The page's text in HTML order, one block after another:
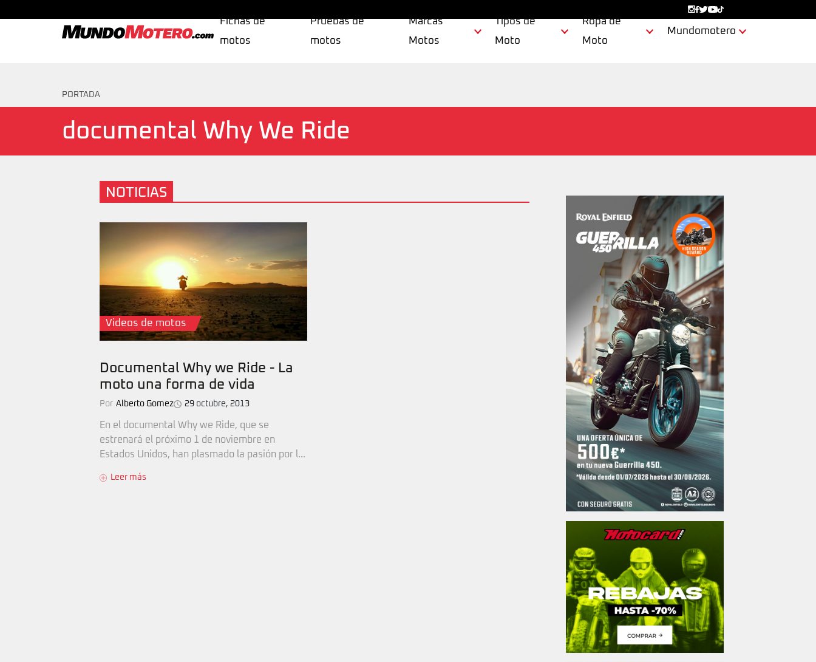
Fichas de
motos
Pruebas de
motos
Marcas
Motos
Tipos de
Moto
Ropa de
Moto
Mundomotero
PORTADA
documental Why We Ride
NOTICIAS
Videos de motos
Documental Why we Ride - La
moto una forma de vida
Por Alberto Gomez 29 octubre, 2013
En el documental Why we Ride, que se
estrenará el próximo 1 de noviembre en
Estados Unidos, han plasmado la pasión por l...
Leer más